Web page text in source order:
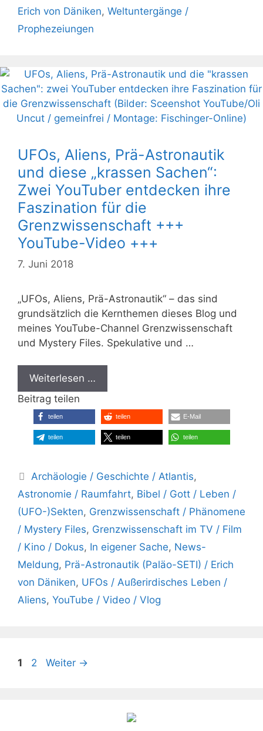
Erich von Däniken, Weltuntergänge /
Prophezeiungen
UFOs, Aliens, Prä-Astronautik
und diese „krassen Sachen“:
Zwei YouTuber entdecken ihre
Faszination für die
Grenzwissenschaft +++
YouTube-Video +++
7. Juni 2018
„UFOs, Aliens, Prä-Astronautik“ – das sind
grundsätzlich die Kernthemen dieses Blog und
meines YouTube-Channel Grenzwissenschaft
und Mystery Files. Spekulative und …
Weiterlesen …
Beitrag teilen
teilen teilen E-Mail
teilen teilen teilen
Kategorien
Archäologie / Geschichte / Atlantis,
Astronomie / Raumfahrt, Bibel / Gott / Leben /
(UFO-)Sekten, Grenzwissenschaft / Phänomene
/ Mystery Files, Grenzwissenschaft im TV / Film
/ Kino / Dokus, In eigener Sache, News-
Meldung, Prä-Astronautik (Paläo-SETI) / Erich
von Däniken, UFOs / Außerirdisches Leben /
Aliens, YouTube / Video / Vlog
Seite
1 Seite
2 Weiter →